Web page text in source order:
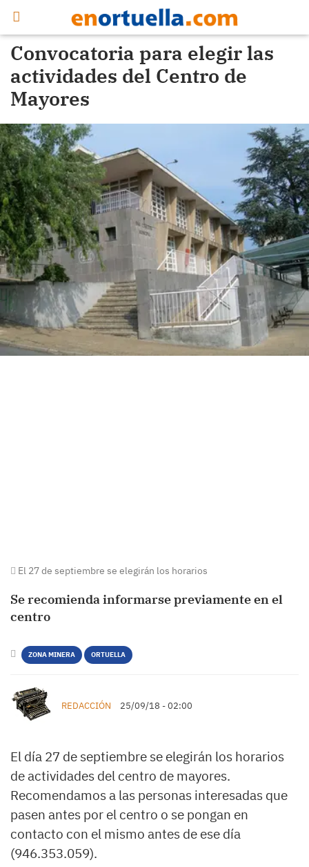
Convocatoria para elegir las
actividades del Centro de
Mayores
El 27 de septiembre se elegirán los horarios
Se recomienda informarse previamente en el
centro
ZONA MINERA ORTUELLA
REDACCIÓN 25/09/18 - 02:00
El día 27 de septiembre se elegirán los horarios
de actividades del centro de mayores.
Recomendamos a las personas interesadas que
pasen antes por el centro o se pongan en
contacto con el mismo antes de ese día
(946.353.059).